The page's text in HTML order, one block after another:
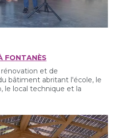
FONTANÈS
rénovation et de
bâtiment abritant l'école, le
le local technique et la